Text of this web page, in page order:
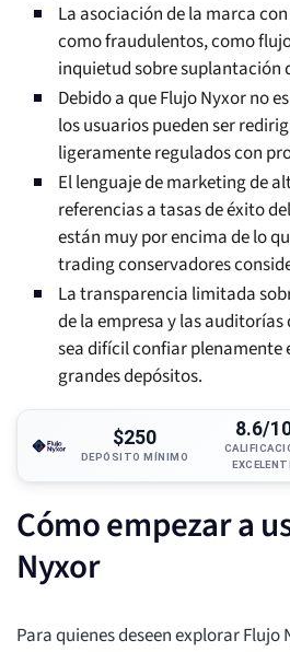
La asociación de la marca
como fraudulentos, como
inquietud sobre suplantación
Debido a que Flujo Nyxor no
los usuarios pueden ser
ligeramente regulados con
El lenguaje de marketing de
referencias a tasas de éxito
están muy por encima de lo
trading conservadores
La transparencia limitada
de la empresa y las
sea difícil confiar plenamente
grandes depósitos.
$250
DEPÓSITO MÍNIMO
8.6/
Cómo empezar a
Nyxor
Para quienes deseen explorar Flujo